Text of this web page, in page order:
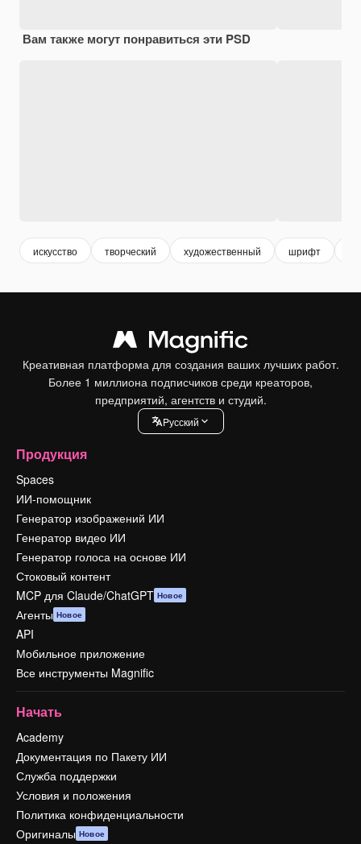
Вам также могут понравиться эти PSD
искусство творческий художественный шрифт
Креативная платформа для создания ваших лучших работ.
Более 1 миллиона подписчиков среди креаторов,
предприятий, агентств и студий.
Pусский
Продукция
Spaces
ИИ-помощник
Генератор изображений ИИ
Генератор видео ИИ
Генератор голоса на основе ИИ
Стоковый контент
MCP для Claude/ChatGPT Новое
Агенты Новое
API
Мобильное приложение
Все инструменты Magnific
Начать
Academy
Документация по Пакету ИИ
Служба поддержки
Условия и положения
Политика конфиденциальности
Оригиналы Новое